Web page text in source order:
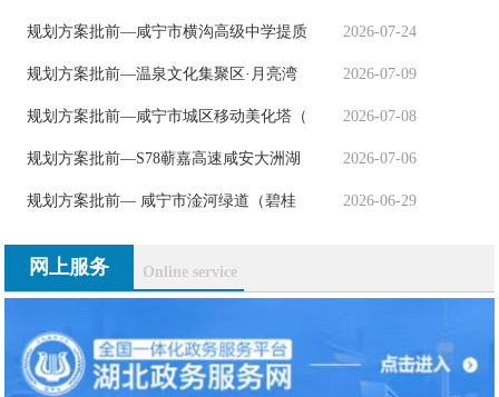
规划方案批前—咸宁市横沟高级中学提质 2026-07-24
规划方案批前—温泉文化集聚区·月亮湾 2026-07-09
规划方案批前—咸宁市城区移动美化塔（ 2026-07-08
规划方案批前—S78蕲嘉高速咸安大洲湖 2026-07-06
规划方案批前— 咸宁市淦河绿道（碧桂 2026-06-29
网上服务 Online service